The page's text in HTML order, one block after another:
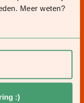
Meer weten?
:)